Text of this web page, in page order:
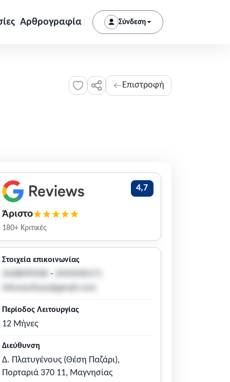
Αρθρογραφία Σύνδεση
Επιστροφή
4,7
Άριστο
180+ Κριτικές
Στοιχεία επικοινωνίας
-
infomaritsas@gmail.com
Περίοδος Λειτουργίας
12 Μήνες
Διεύθυνση
Δ. Πλατυγένους (Θέση Παζάρι),
Πορταριά 370 11, Μαγνησίας